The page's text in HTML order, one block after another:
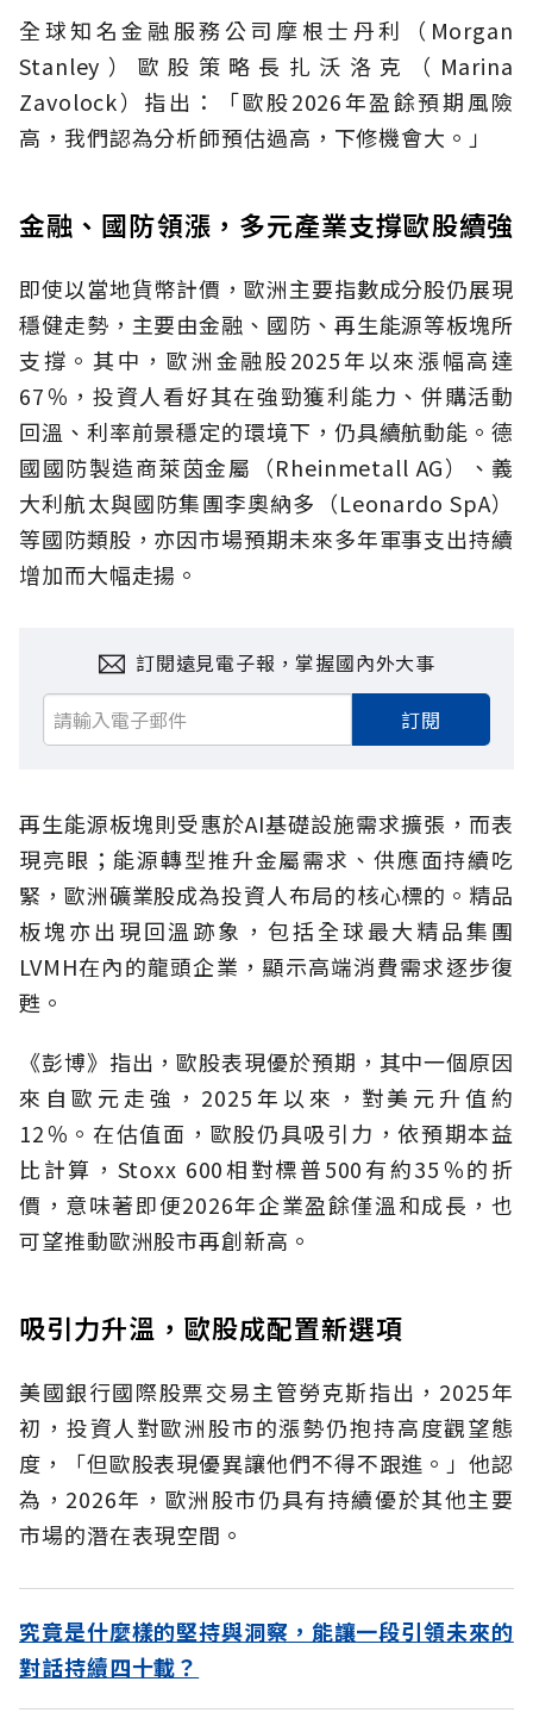
全球知名金融服務公司摩根士丹利（Morgan
Stanley）歐股策略長扎沃洛克（Marina
Zavolock）指出：「歐股2026年盈餘預期風險
高，我們認為分析師預估過高，下修機會大。」
金融、國防領漲，多元產業支撐歐股續強
即使以當地貨幣計價，歐洲主要指數成分股仍展現
穩健走勢，主要由金融、國防、再生能源等板塊所
支撐。其中，歐洲金融股2025年以來漲幅高達
67％，投資人看好其在強勁獲利能力、併購活動
回溫、利率前景穩定的環境下，仍具續航動能。德
國國防製造商萊茵金屬（Rheinmetall AG）、義
大利航太與國防集團李奧納多（Leonardo SpA）
等國防類股，亦因市場預期未來多年軍事支出持續
增加而大幅走揚。
訂閱遠見電子報，掌握國內外大事
訂閱
再生能源板塊則受惠於AI基礎設施需求擴張，而表
現亮眼；能源轉型推升金屬需求、供應面持續吃
緊，歐洲礦業股成為投資人布局的核心標的。精品
板塊亦出現回溫跡象，包括全球最大精品集團
LVMH在內的龍頭企業，顯示高端消費需求逐步復
甦。
《彭博》指出，歐股表現優於預期，其中一個原因
來自歐元走強，2025年以來，對美元升值約
12％。在估值面，歐股仍具吸引力，依預期本益
比計算，Stoxx 600相對標普500有約35％的折
價，意味著即便2026年企業盈餘僅溫和成長，也
可望推動歐洲股市再創新高。
吸引力升溫，歐股成配置新選項
美國銀行國際股票交易主管勞克斯指出，2025年
初，投資人對歐洲股市的漲勢仍抱持高度觀望態
度，「但歐股表現優異讓他們不得不跟進。」他認
為，2026年，歐洲股市仍具有持續優於其他主要
市場的潛在表現空間。
究竟是什麼樣的堅持與洞察，能讓一段引領未來的
對話持續四十載？